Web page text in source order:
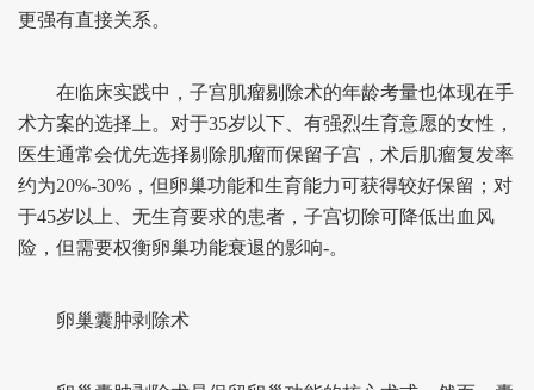
更强有直接关系。
在临床实践中，子宫肌瘤剔除术的年龄考量也体现在手
术方案的选择上。对于35岁以下、有强烈生育意愿的女性，
医生通常会优先选择剔除肌瘤而保留子宫，术后肌瘤复发率
约为20%-30%，但卵巢功能和生育能力可获得较好保留；对
于45岁以上、无生育要求的患者，子宫切除可降低出血风
险，但需要权衡卵巢功能衰退的影响-。
卵巢囊肿剥除术